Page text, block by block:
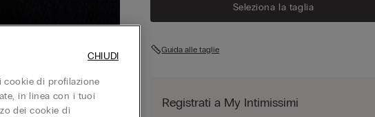
Seleziona la taglia
Guida alle taglie
Registrati a My Intimissimi
cookie di profilazione
in linea con i tuoi
dei cookie di
CHIUDI